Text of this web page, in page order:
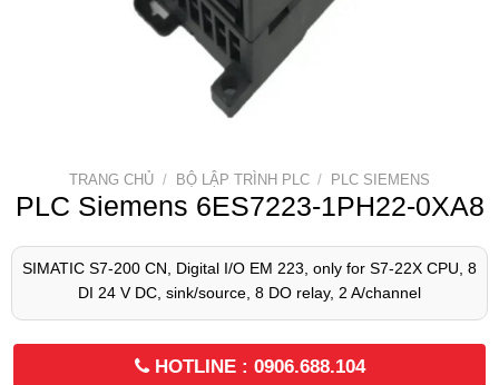
TRANG CHỦ / BỘ LẬP TRÌNH PLC / PLC SIEMENS
PLC Siemens 6ES7223-1PH22-0XA8
SIMATIC S7-200 CN, Digital I/O EM 223, only for S7-22X CPU, 8
DI 24 V DC, sink/source, 8 DO relay, 2 A/channel
HOTLINE : 0906.688.104